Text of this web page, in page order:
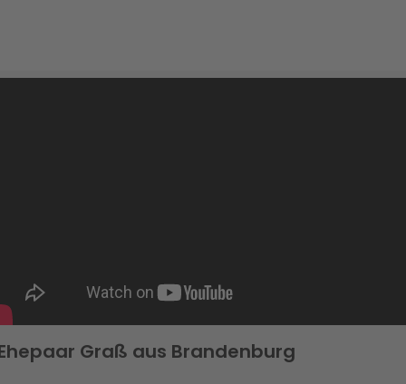
Graß aus Brandenburg